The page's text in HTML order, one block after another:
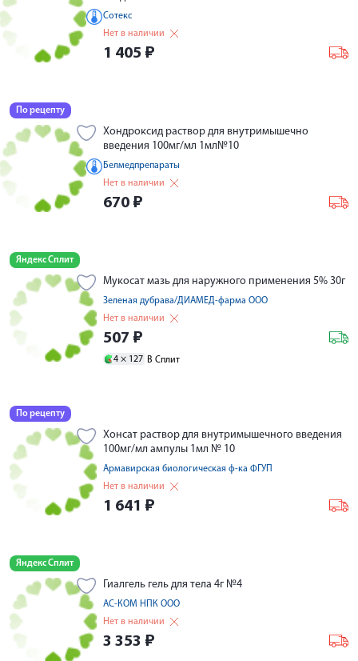
Сотекс
Нет в наличии
1 405 ₽
По рецепту
Хондроксид раствор для внутримышечно
введения 100мг/мл 1мл№10
Белмедпрепараты
Нет в наличии
670 ₽
Яндекс Сплит
Мукосат мазь для наружного применения 5% 30г
Зеленая дубрава/ДИАМЕД-фарма ООО
Нет в наличии
507 ₽
4 × 127 В Сплит
По рецепту
Хонсат раствор для внутримышечного введения
100мг/мл ампулы 1мл № 10
Армавирская биологическая ф-ка ФГУП
Нет в наличии
1 641 ₽
Яндекс Сплит
Гиалгель гель для тела 4г №4
АС-КОМ НПК ООО
Нет в наличии
3 353 ₽